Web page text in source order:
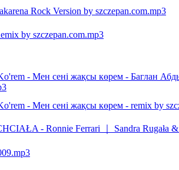
Rock Version by szczepan.com.mp3
by szczepan.com.mp3
- Мен сені жақсы көрем - Баглан
- Мен сені жақсы көрем - remix by
- Ronnie Ferrari ｜ Sandra Rugała